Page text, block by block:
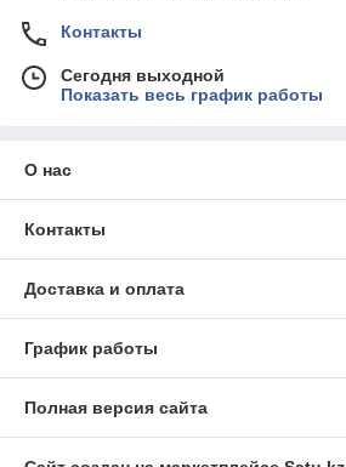
Контакты
Сегодня выходной
Показать весь график работы
О нас
Контакты
Доставка и оплата
График работы
Полная версия сайта